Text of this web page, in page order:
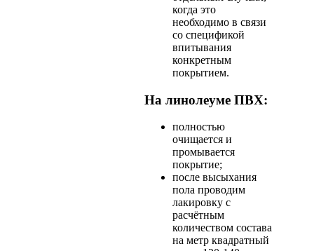
когда это
необходимо в связи
со спецификой
впитывания
конкретным
покрытием.
На линолеуме ПВХ:
полностью
очищается и
промывается
покрытие;
после высыхания
пола проводим
лакировку с
расчётным
количеством состава
на метр квадратный